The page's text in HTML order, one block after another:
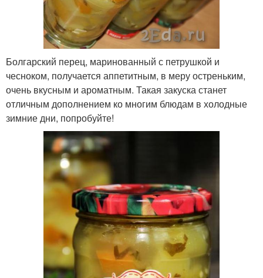
Болгарский перец, маринованный с петрушкой и
чесноком, получается аппетитным, в меру остреньким,
очень вкусным и ароматным. Такая закуска станет
отличным дополнением ко многим блюдам в холодные
зимние дни, попробуйте!